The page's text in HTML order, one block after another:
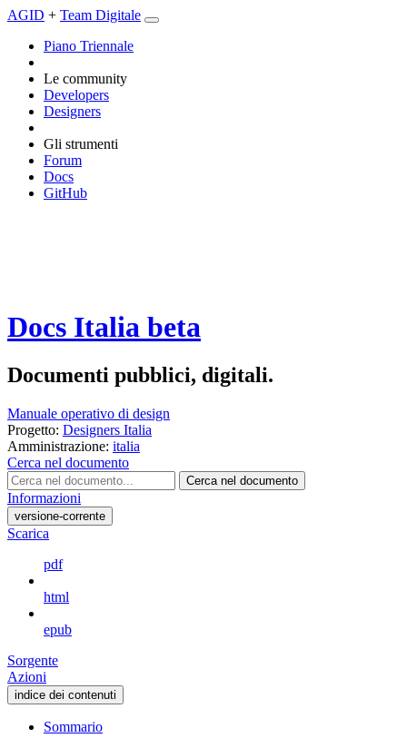
AGID + Team Digitale
Piano Triennale
Le community
Developers
Designers
Gli strumenti
Forum
Docs
GitHub
Docs Italia beta
Documenti pubblici, digitali.
Manuale operativo di design
Progetto: Designers Italia
Amministrazione: italia
Cerca nel documento
Cerca nel documento
Informazioni
versione-corrente
Scarica
pdf
html
epub
Sorgente
Azioni
indice dei contenuti
Sommario